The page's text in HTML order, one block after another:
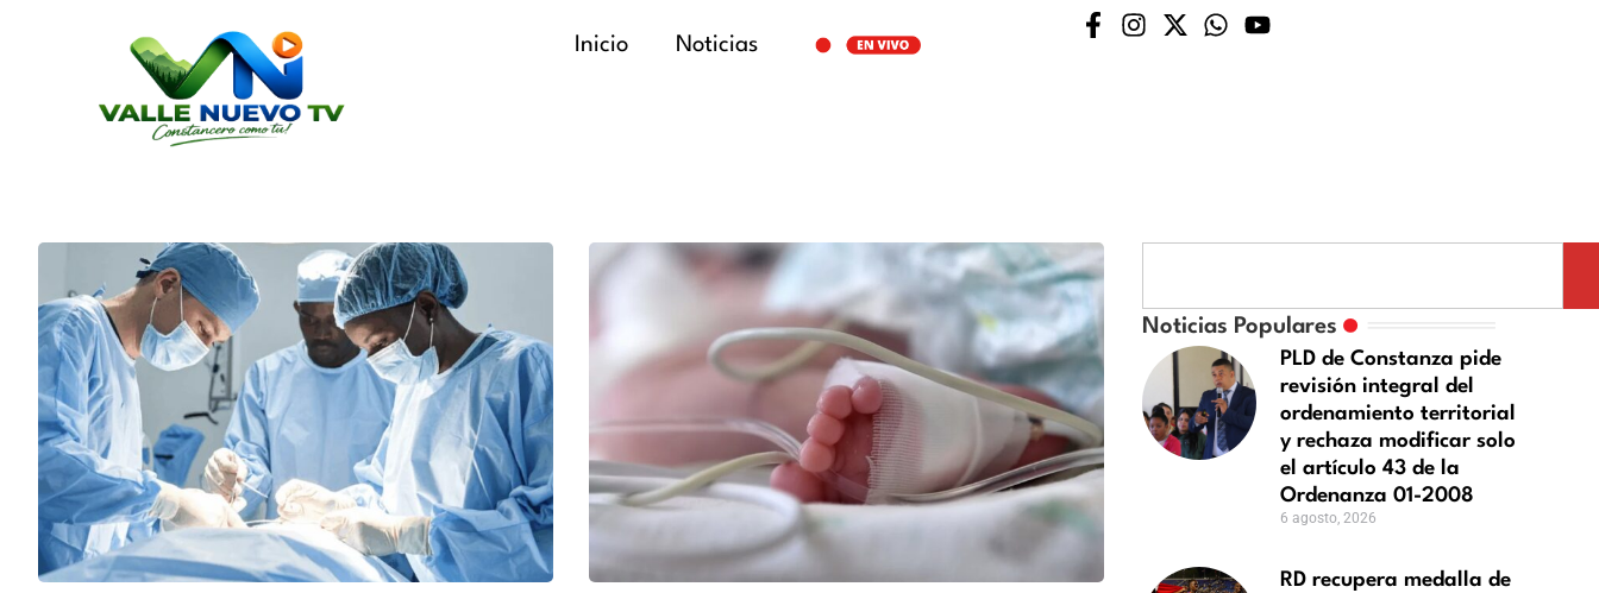
Inicio Noticias
Noticias Populares
PLD de Constanza pide
revisión integral del
ordenamiento territorial
y rechaza modificar solo
el artículo 43 de la
Ordenanza 01-2008
6 agosto, 2026
RD recupera medalla de